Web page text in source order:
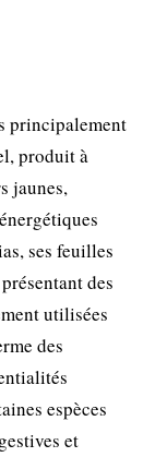
principalement
produit à
jaunes,
ses feuilles
des
utilisées
des
espèces
et